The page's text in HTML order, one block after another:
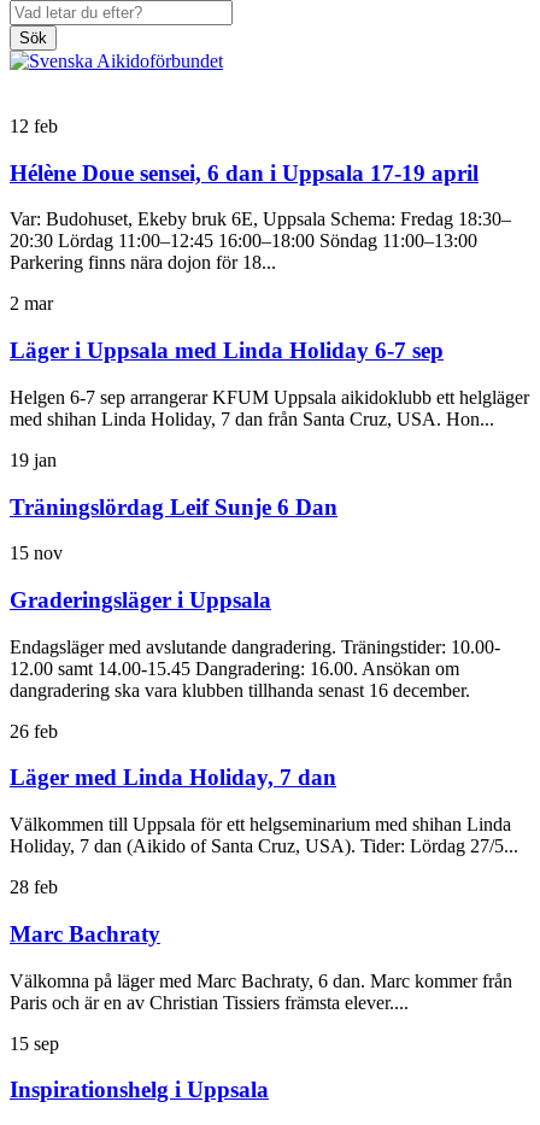
Sök
12 feb
Hélène Doue sensei, 6 dan i Uppsala 17-19 april
Var: Budohuset, Ekeby bruk 6E, Uppsala Schema: Fredag 18:30–
20:30 Lördag 11:00–12:45 16:00–18:00 Söndag 11:00–13:00
Parkering finns nära dojon för 18...
2 mar
Läger i Uppsala med Linda Holiday 6-7 sep
Helgen 6-7 sep arrangerar KFUM Uppsala aikidoklubb ett helgläger
med shihan Linda Holiday, 7 dan från Santa Cruz, USA. Hon...
19 jan
Träningslördag Leif Sunje 6 Dan
15 nov
Graderingsläger i Uppsala
Endagsläger med avslutande dangradering. Träningstider: 10.00-
12.00 samt 14.00-15.45 Dangradering: 16.00. Ansökan om
dangradering ska vara klubben tillhanda senast 16 december.
26 feb
Läger med Linda Holiday, 7 dan
Välkommen till Uppsala för ett helgseminarium med shihan Linda
Holiday, 7 dan (Aikido of Santa Cruz, USA). Tider: Lördag 27/5...
28 feb
Marc Bachraty
Välkomna på läger med Marc Bachraty, 6 dan. Marc kommer från
Paris och är en av Christian Tissiers främsta elever....
15 sep
Inspirationshelg i Uppsala